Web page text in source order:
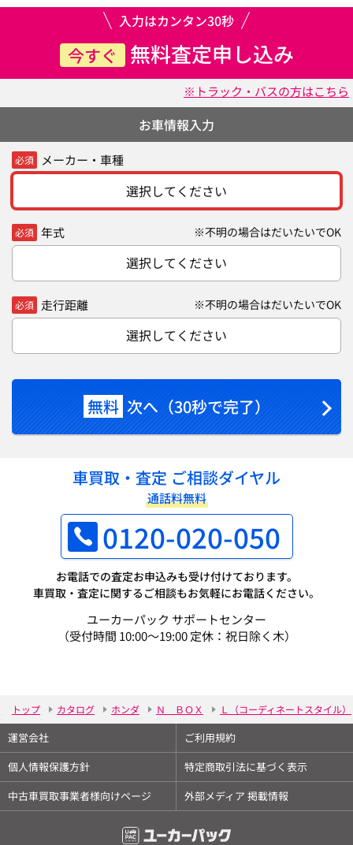
入力はカンタン30秒
今すぐ 無料査定申し込み
※トラック・バスの方はこちら
お車情報入力
必須 メーカー・車種
選択してください
必須 年式 ※不明の場合はだいたいでOK
選択してください
必須 走行距離 ※不明の場合はだいたいでOK
選択してください
無料 次へ（30秒で完了）
車買取・査定 ご相談ダイヤル
通話料無料
0120-020-050
お電話での査定お申込みも受け付けております。
車買取・査定に関するご相談もお気軽にお電話ください。
ユーカーパック サポートセンター
（受付時間 10:00～19:00 定休：祝日除く木）
トップ カタログ ホンダ Ｎ ＢＯＸ Ｌ（コーディネートスタイル）
運営会社
ご利用規約
個人情報保護方針
特定商取引法に基づく表示
中古車買取事業者様向けページ
外部メディア 掲載情報